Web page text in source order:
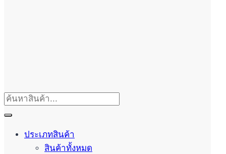
ประเภทสินค้า
สินค้าทั้งหมด